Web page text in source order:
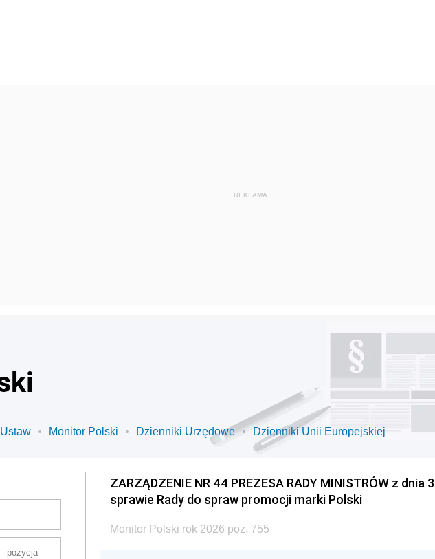
Monitor Polski Dzienniki Urzędowe Dzienniki Unii Europejskiej
ZARZĄDZENIE NR 44 PREZESA RADY MINISTRÓW z dnia
sprawie Rady do spraw promocji marki Polski
Monitor Polski rok 2026 poz. 755